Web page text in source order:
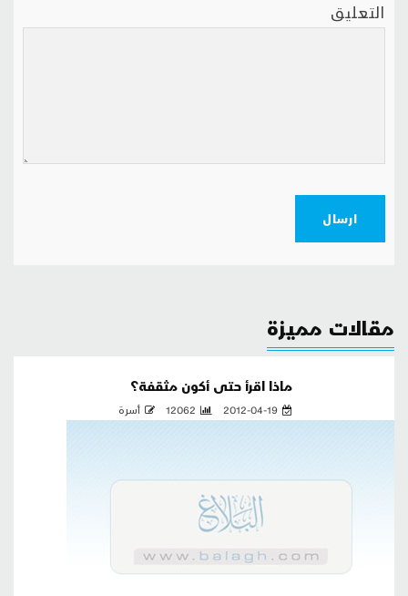
التعليق
ارسال
مقالات مميزة
ماذا اقرأ حتى أكون مثقفة؟
2012-04-19
12062 أسرة